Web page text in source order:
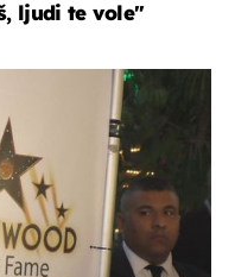
ljudi te vole"